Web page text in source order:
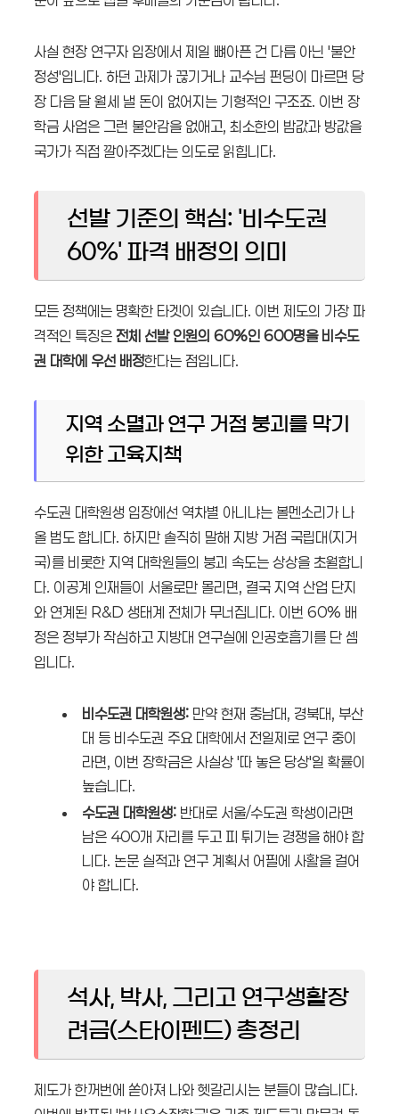
사실 현장 연구자 입장에서 제일 뼈아픈 건 다름 아닌 '불안
정성'입니다. 하던 과제가 끊기거나 교수님 펀딩이 마르면 당
장 다음 달 월세 낼 돈이 없어지는 기형적인 구조죠. 이번 장
학금 사업은 그런 불안감을 없애고, 최소한의 밥값과 방값을
국가가 직접 깔아주겠다는 의도로 읽힙니다.
선발 기준의 핵심: '비수도권
60%' 파격 배정의 의미
모든 정책에는 명확한 타겟이 있습니다. 이번 제도의 가장 파
격적인 특징은 전체 선발 인원의 60%인 600명을 비수도
권 대학에 우선 배정한다는 점입니다.
지역 소멸과 연구 거점 붕괴를 막기
위한 고육지책
수도권 대학원생 입장에선 역차별 아니냐는 볼멘소리가 나
올 법도 합니다. 하지만 솔직히 말해 지방 거점 국립대(지거
국)를 비롯한 지역 대학원들의 붕괴 속도는 상상을 초월합니
다. 이공계 인재들이 서울로만 몰리면, 결국 지역 산업 단지
와 연계된 R&D 생태계 전체가 무너집니다. 이번 60% 배
정은 정부가 작심하고 지방대 연구실에 인공호흡기를 단 셈
입니다.
비수도권 대학원생: 만약 현재 충남대, 경북대, 부산
대 등 비수도권 주요 대학에서 전일제로 연구 중이
라면, 이번 장학금은 사실상 '따 놓은 당상'일 확률이
높습니다.
수도권 대학원생: 반대로 서울/수도권 학생이라면
남은 400개 자리를 두고 피 튀기는 경쟁을 해야 합
니다. 논문 실적과 연구 계획서 어필에 사활을 걸어
야 합니다.
석사, 박사, 그리고 연구생활장
려금(스타이펜드) 총정리
제도가 한꺼번에 쏟아져 나와 헷갈리시는 분들이 많습니다.